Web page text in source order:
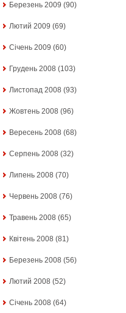
Березень 2009 (90)
Лютий 2009 (69)
Січень 2009 (60)
Грудень 2008 (103)
Листопад 2008 (93)
Жовтень 2008 (96)
Вересень 2008 (68)
Серпень 2008 (32)
Липень 2008 (70)
Червень 2008 (76)
Травень 2008 (65)
Квітень 2008 (81)
Березень 2008 (56)
Лютий 2008 (52)
Січень 2008 (64)